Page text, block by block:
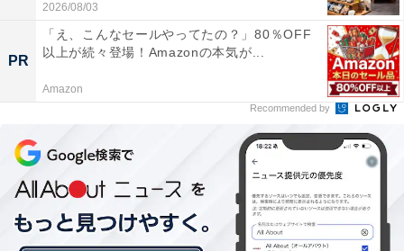
天が人々をあたたかく見守り、慈しむ日」とされ、この
日に始めたことは、天の恵みによりいい方向へと導かれ
るといわれる縁起のいい日。
特に、家庭や愛情にまつわることと相性がよく、結婚や
入籍、プロポーズや告白といった恋愛に関する大切な決
断や行動をするのに最適です。
また、出産や子育てに備えて引っ越しをしたり、新居の
購入やリフォームなど、住まいに関する大切な節目にも
2026/08/03
PR
「え、こんなセールやってたの？」80％OFF
以上が続々登場！Amazonの本気が...
Amazon
Recommended by